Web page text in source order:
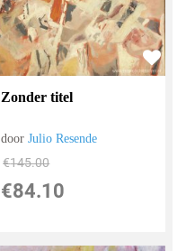
Zonder titel
doorJulio Resende
€145.00
€84.10